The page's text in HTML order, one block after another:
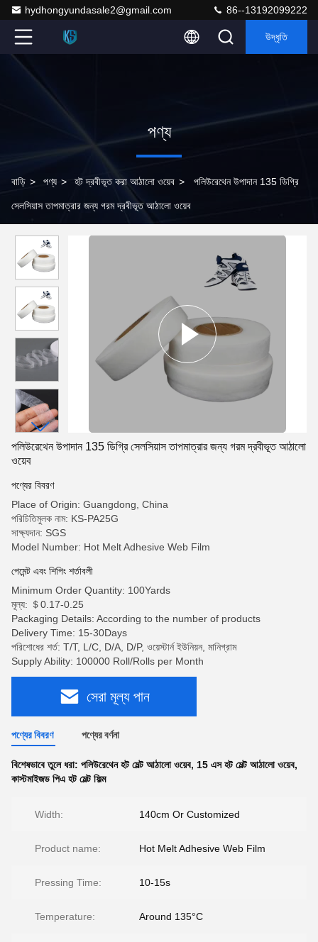
hydhongyundasale2@gmail.com 86--13192099222
উদ্ধৃতি
পণ্য
বাড়ি > পণ্য > হট দ্রবীভূত করা আঠালো ওয়েব > পলিউরেথেন উপাদান 135 ডিগ্রি
সেলসিয়াস তাপমাত্রার জন্য গরম দ্রবীভূত আঠালো ওয়েব
পলিউরেথেন উপাদান 135 ডিগ্রি সেলসিয়াস তাপমাত্রার জন্য গরম দ্রবীভূত আঠালো
ওয়েব
পণ্যের বিবরণ
Place of Origin: Guangdong, China
পরিচিতিমুলক নাম: KS-PA25G
সাক্ষ্যদান: SGS
Model Number: Hot Melt Adhesive Web Film
পেমেন্ট এবং শিপিং শর্তাবলী
Minimum Order Quantity: 100Yards
মূল্য: ＄0.17-0.25
Packaging Details: According to the number of products
Delivery Time: 15-30Days
পরিশোধের শর্ত: T/T, L/C, D/A, D/P, ওয়েস্টার্ন ইউনিয়ন, মানিগ্রাম
Supply Ability: 100000 Roll/Rolls per Month
সেরা মূল্য পান
পণ্যের বিবরণ পণ্যের বর্ণনা
বিশেষভাবে তুলে ধরা: পলিউরেথেন হট মেল্ট আঠালো ওয়েব, 15 এস হট মেল্ট আঠালো ওয়েব,
কাস্টমাইজড পিএ হট মেল্ট ফিল্ম
Width: 140cm Or Customized
Product name: Hot Melt Adhesive Web Film
Pressing Time: 10-15s
Temperature: Around 135°C